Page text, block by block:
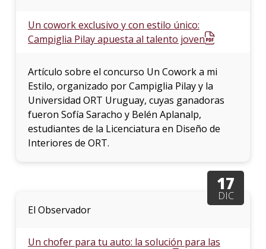
Un cowork exclusivo y con estilo único:
Campiglia Pilay apuesta al talento joven
Artículo sobre el concurso Un Cowork a mi
Estilo, organizado por Campiglia Pilay y la
Universidad ORT Uruguay, cuyas ganadoras
fueron Sofía Saracho y Belén Aplanalp,
estudiantes de la Licenciatura en Diseño de
Interiores de ORT.
17
DIC
El Observador
Un chofer para tu auto: la solución para las